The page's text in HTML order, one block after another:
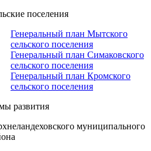
поселения
Генеральный план Мытского
сельского поселения
Генеральный план Симаковского
сельского поселения
Генеральный план Кромского
сельского поселения
развития
муниципального